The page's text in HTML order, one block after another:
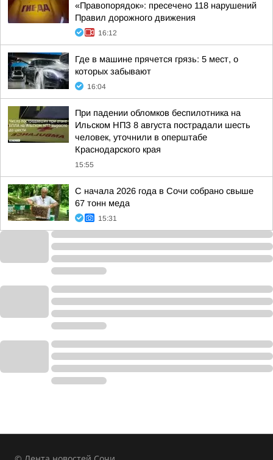
«Правопорядок»: пресечено 118 нарушений
Правил дорожного движения
16:12
Где в машине прячется грязь: 5 мест, о
которых забывают
16:04
При падении обломков беспилотника на
Ильском НПЗ 8 августа пострадали шесть
человек, уточнили в оперштабе
Краснодарского края
15:55
С начала 2026 года в Сочи собрано свыше
67 тонн меда
15:31